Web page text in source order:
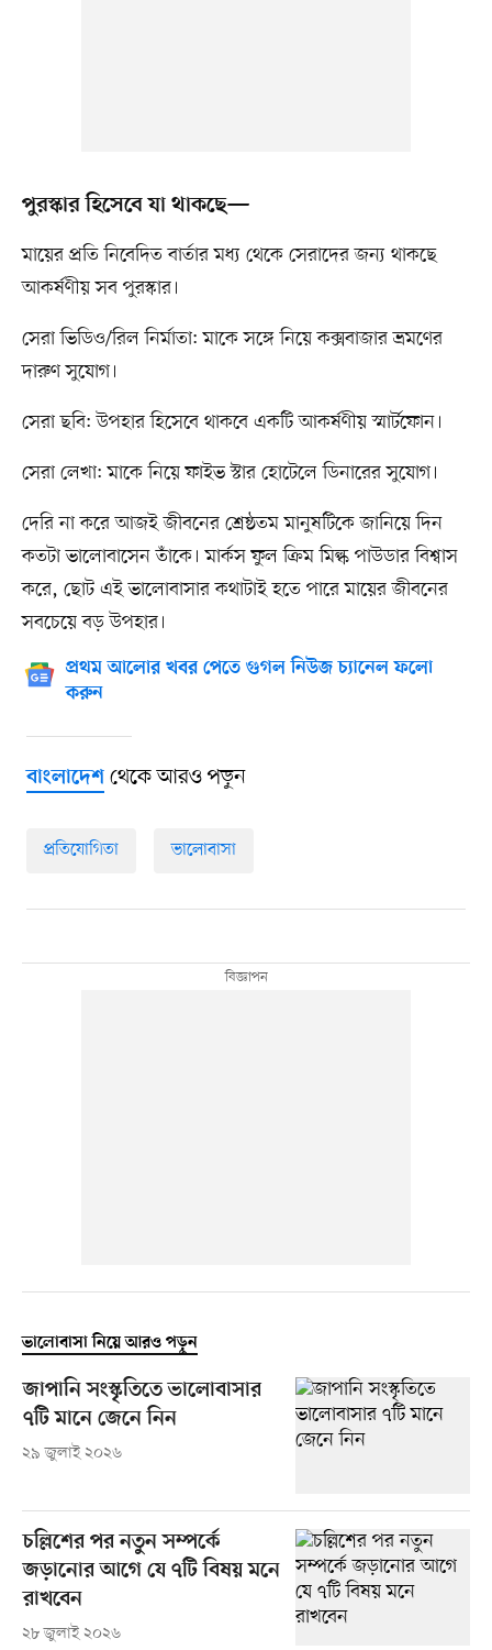
পুরস্কার হিসেবে যা থাকছে—
মায়ের প্রতি নিবেদিত বার্তার মধ্য থেকে সেরাদের জন্য থাকছে
আকর্ষণীয় সব পুরস্কার।
সেরা ভিডিও/রিল নির্মাতা: মাকে সঙ্গে নিয়ে কক্সবাজার ভ্রমণের
দারুণ সুযোগ।
সেরা ছবি: উপহার হিসেবে থাকবে একটি আকর্ষণীয় স্মার্টফোন।
সেরা লেখা: মাকে নিয়ে ফাইভ স্টার হোটেলে ডিনারের সুযোগ।
দেরি না করে আজই জীবনের শ্রেষ্ঠতম মানুষটিকে জানিয়ে দিন
কতটা ভালোবাসেন তাঁকে। মার্কস ফুল ক্রিম মিল্ক পাউডার বিশ্বাস
করে, ছোট এই ভালোবাসার কথাটাই হতে পারে মায়ের জীবনের
সবচেয়ে বড় উপহার।
প্রথম আলোর খবর পেতে গুগল নিউজ চ্যানেল ফলো
করুন
বাংলাদেশথেকে আরও পড়ুন
প্রতিযোগিতা ভালোবাসা
ভালোবাসা নিয়ে আরও পড়ুন
জাপানি সংস্কৃতিতে ভালোবাসার
৭টি মানে জেনে নিন
২৯ জুলাই ২০২৬
চল্লিশের পর নতুন সম্পর্কে
জড়ানোর আগে যে ৭টি বিষয় মনে
রাখবেন
২৮ জুলাই ২০২৬